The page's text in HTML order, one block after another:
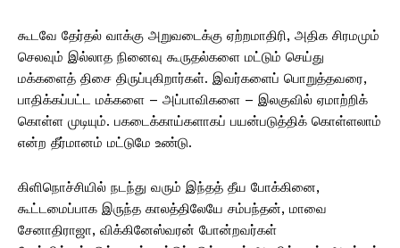
கூடவே தேர்தல் வாக்கு அறுவடைக்கு ஏற்றமாதிரி, அதிக சிரமமும்
செலவும் இல்லாத நினைவு கூருதல்களை மட்டும் செய்து
மக்களைத் திசை திருப்புகிறார்கள். இவர்களைப் பொறுத்தவரை,
பாதிக்கப்பட்ட மக்களை – அப்பாவிகளை – இலகுவில் ஏமாற்றிக்
கொள்ள முடியும். பகடைக்காய்களாகப் பயன்படுத்திக் கொள்ளலாம்
என்ற தீர்மானம் மட்டுமே உண்டு.
கிளிநொச்சியில் நடந்து வரும் இந்தத் தீய போக்கினை,
கூட்டமைப்பாக இருந்த காலத்திலேயே சம்பந்தன், மாவை
சேனாதிராஜா, விக்கினேஸ்வரன் போன்றவர்கள்